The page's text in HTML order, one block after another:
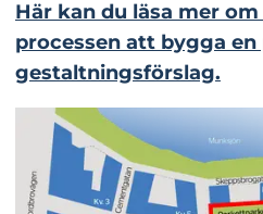
Här kan du läsa mer
processen att bygga en
gestaltningsförslag.